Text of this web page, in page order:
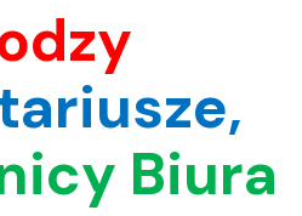
Biura